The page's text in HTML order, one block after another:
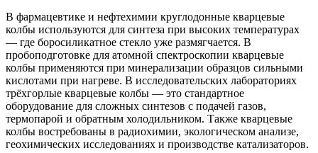
В фармацевтике и нефтехимии круглодонные кварцевые
колбы используются для синтеза при высоких температурах
— где боросиликатное стекло уже размягчается. В
пробоподготовке для атомной спектроскопии кварцевые
колбы применяются при минерализации образцов сильными
кислотами при нагреве. В исследовательских лабораториях
трёхгорлые кварцевые колбы — это стандартное
оборудование для сложных синтезов с подачей газов,
термопарой и обратным холодильником. Также кварцевые
колбы востребованы в радиохимии, экологическом анализе,
геохимических исследованиях и производстве катализаторов.